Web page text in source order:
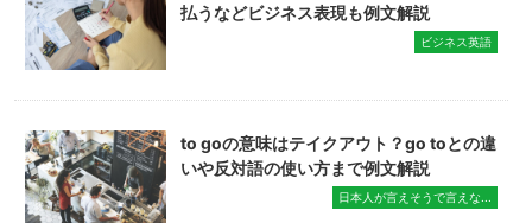
払うなどビジネス表現も例文解説
ビジネス英語
to goの意味はテイクアウト？go toとの違
いや反対語の使い方まで例文解説
日本人が言えそうで言えな...